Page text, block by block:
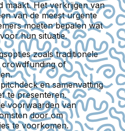
maakt. Het verkrijgen van
van de meest urgente
moeten bepalen wat
hun situatie.
zoals traditionele
crowdfunding of
en samenvatting
te presenteren.
voorwaarden van
door om
te voorkomen.